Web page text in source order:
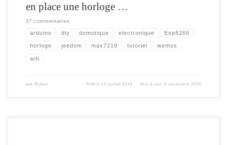
en place une horloge …
37 commentaires
arduino diy domotique electronique Esp8266
horloge jeedom max7219 tutoriel wemos
wifi
par Byfeel Publié 12 juillet 2018 Mis à jour6 novembre 2018